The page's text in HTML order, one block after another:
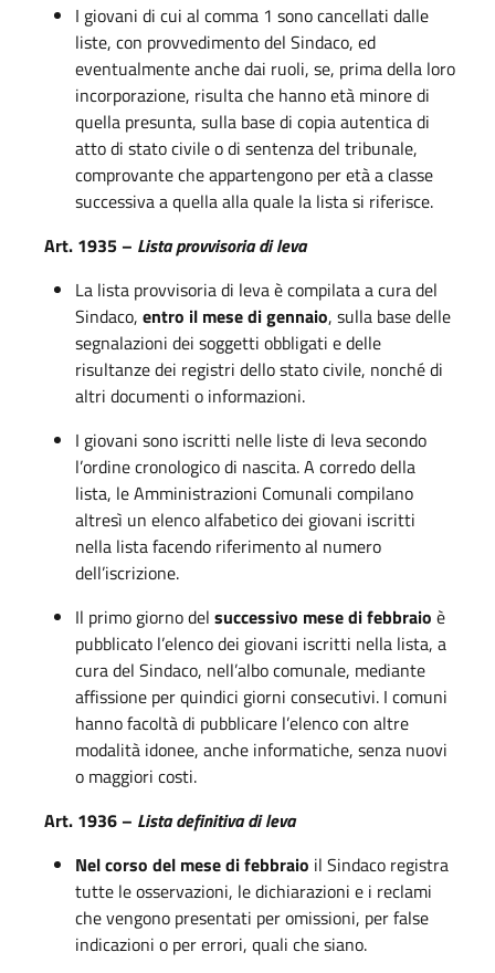
I giovani di cui al comma 1 sono cancellati dalle
liste, con provvedimento del Sindaco, ed
eventualmente anche dai ruoli, se, prima della loro
incorporazione, risulta che hanno età minore di
quella presunta, sulla base di copia autentica di
atto di stato civile o di sentenza del tribunale,
comprovante che appartengono per età a classe
successiva a quella alla quale la lista si riferisce.
Art. 1935 – Lista provvisoria di leva
La lista provvisoria di leva è compilata a cura del
Sindaco, entro il mese di gennaio, sulla base delle
segnalazioni dei soggetti obbligati e delle
risultanze dei registri dello stato civile, nonché di
altri documenti o informazioni.
I giovani sono iscritti nelle liste di leva secondo
l’ordine cronologico di nascita. A corredo della
lista, le Amministrazioni Comunali compilano
altresì un elenco alfabetico dei giovani iscritti
nella lista facendo riferimento al numero
dell’iscrizione.
Il primo giorno del successivo mese di febbraio è
pubblicato l’elenco dei giovani iscritti nella lista, a
cura del Sindaco, nell’albo comunale, mediante
affissione per quindici giorni consecutivi. I comuni
hanno facoltà di pubblicare l’elenco con altre
modalità idonee, anche informatiche, senza nuovi
o maggiori costi.
Art. 1936 – Lista definitiva di leva
Nel corso del mese di febbraio il Sindaco registra
tutte le osservazioni, le dichiarazioni e i reclami
che vengono presentati per omissioni, per false
indicazioni o per errori, quali che siano.